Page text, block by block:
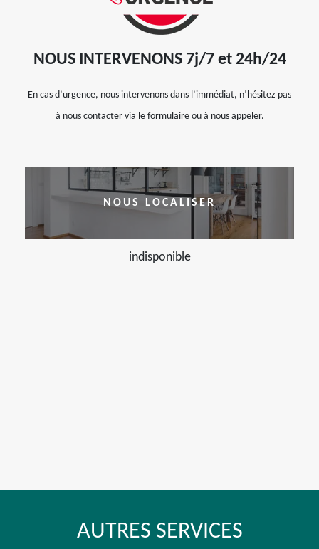
NOUS INTERVENONS 7j/7 et 24h/24
En cas d’urgence, nous intervenons dans l’immédiat, n’hésitez pas
à nous contacter via le formulaire ou à nous appeler.
NOUS LOCALISER
indisponible
AUTRES SERVICES